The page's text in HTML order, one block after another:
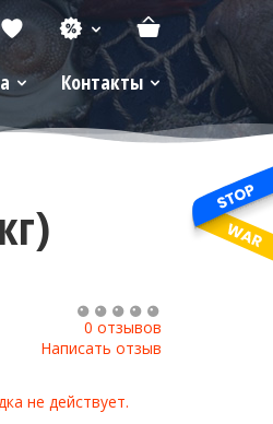
Контакты
0 отзывов
Написать отзыв
не действует.